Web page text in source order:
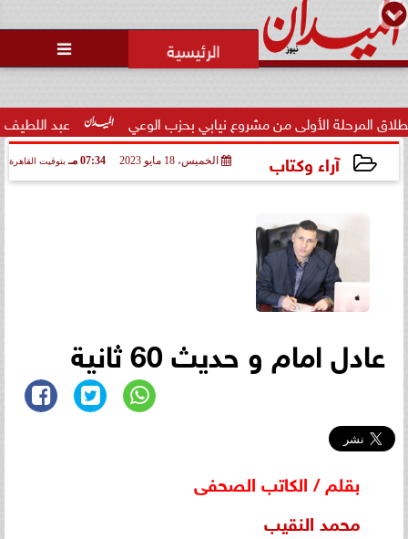

عبد اللطيف حامد: الأولى من مشروع نيابي بحزب الوعي
آراء وكتاب الخميس، 18 مايو 2023 07:34 مـ بتوقيت القاهرة
عادل امام و حديث 60 ثانية
بقلم / الكاتب الصحفى
محمد النقيب